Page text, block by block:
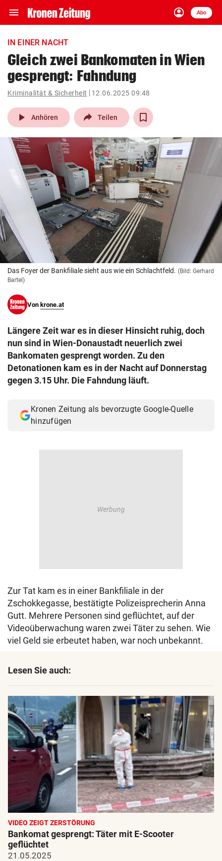
menu Navigation
ein-/ausklappen
account_circle
Anmelden
Abo
close Schließen
account_circle Anmelden
pin_drop
Wien arrow_right
bookmark
search
Suchbegriff
eingeben
© Krone Multimedia GmbH & Co KG 2026
Muthgasse 2, 1190 Wien
IN EINER NACHT
Gleich zwei Bankomaten in Wien
gesprengt: Fahndung
Kriminalität & Sicherheit 12.06.2025 09:48
play_arrow Anhören Teilen
Das Foyer der Bankfiliale sieht aus wie ein Schlachtfeld. (Bild: Gerhard
Bartel)
Von krone.at
Längere Zeit war es in dieser Hinsicht ruhig, doch
nun sind in Wien-Donaustadt neuerlich zwei
Bankomaten gesprengt worden. Zu den
Detonationen kam es in der Nacht auf Donnerstag
gegen 3.15 Uhr. Die Fahndung läuft.
Kronen Zeitung als bevorzugte Google-Quelle
hinzufügen
Zur Tat kam es in einer Bankfiliale in der
Zschokkegasse, bestätigte Polizeisprecherin Anna
Gutt. Mehrere Personen sind geflüchtet, auf der
Videoüberwachung waren zwei Täter zu sehen. Wie
viel Geld sie erbeutet haben, war noch unbekannt.
Lesen Sie auch:
VIDEO ZEIGT ZERSTÖRUNG
Bankomat gesprengt: Täter mit E-Scooter
geflüchtet
21.05.2025